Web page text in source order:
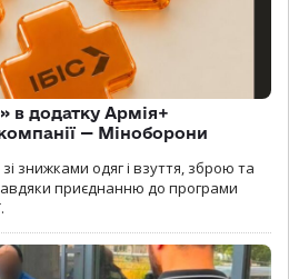
додатку Армія+
— Міноборони
знижками одяг і взуття, зброю та
приєднанню до програми